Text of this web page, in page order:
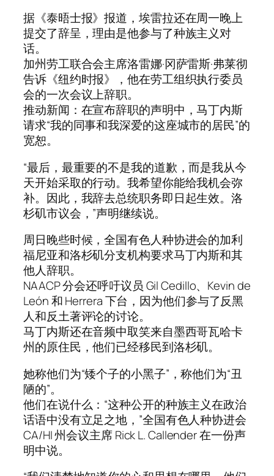
据《泰晤士报》报道，埃雷拉还在周一晚上
提交了辞呈，理由是他参与了种族主义对
话。
加州劳工联合会主席洛雷娜·冈萨雷斯·弗莱彻
告诉《纽约时报》，他在劳工组织执行委员
会的一次会议上辞职。
推动新闻：在宣布辞职的声明中，马丁内斯
请求“我的同事和我深爱的这座城市的居民”的
宽恕。
“最后，最重要的不是我的道歉，而是我从今
天开始采取的行动。我希望你能给我机会弥
补。因此，我辞去总统职务即日起生效。洛
杉矶市议会，”声明继续说。
周日晚些时候，全国有色人种协进会的加利
福尼亚和洛杉矶分支机构要求马丁内斯和其
他人辞职。
NAACP 分会还呼吁议员 Gil Cedillo、Kevin de
León 和 Herrera 下台，因为他们参与了反黑
人和反土著评论的讨论。
马丁内斯还在音频中取笑来自墨西哥瓦哈卡
州的原住民，他们已经移民到洛杉矶。
她称他们为“矮个子的小黑子”，称他们为“丑
陋的”。
他们在说什么：“这种公开的种族主义在政治
话语中没有立足之地，”全国有色人种协进会
CA/HI 州会议主席 Rick L. Callender 在一份声
明中说。